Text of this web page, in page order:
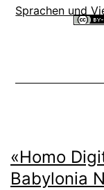
Sprachen und
«Homo
Babylonia